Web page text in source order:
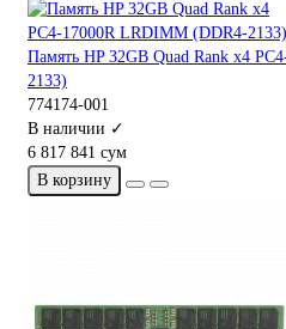
Память HP 32GB Quad Rank x4
2133)
774174-001
В наличии ✓
6 817 841 сум
В корзину